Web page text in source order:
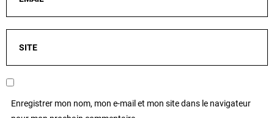
Enregistrer mon nom, mon e-mail et mon site dans le navigateur